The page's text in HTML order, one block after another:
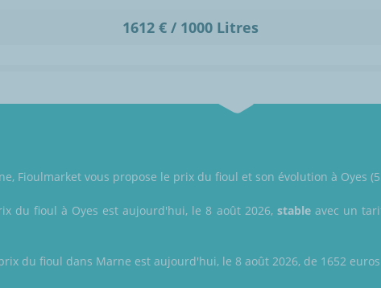
1612 € / 1000 Litres
Fioulmarket vous propose le prix du fioul et son évolution à Oyes
du fioul à Oyes est aujourd'hui, le 8 août 2026, stableavec un
du fioul dans Marne est aujourd'hui, le 8 août 2026, de 1652